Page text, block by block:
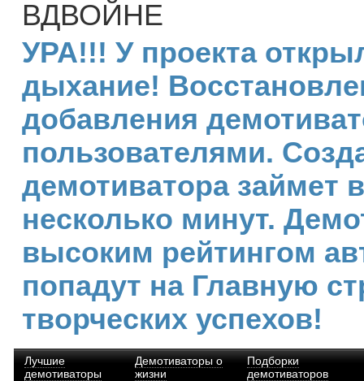
ВДВОЙНЕ
УРА!!! У проекта
дыхание!
добавления
пользователями.
демотиватора займет
несколько минут.
высоким рейтингом
попадут на Главную
творческих успехов!
Лучшие
демотиваторы
Демотиваторы о
жизни
Подборки
демотиваторов